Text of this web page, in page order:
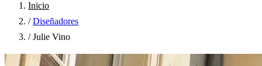
Inicio
/ Diseñadores
/ Julie Vino